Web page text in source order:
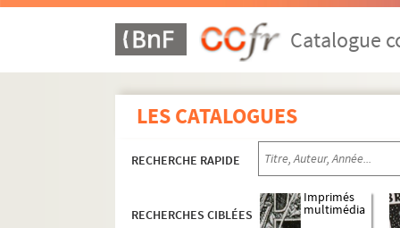
Catalogue
LES CATALOGUES
RECHERCHE RAPIDE
RECHERCHES CIBLÉES
Imprimés
multimédia